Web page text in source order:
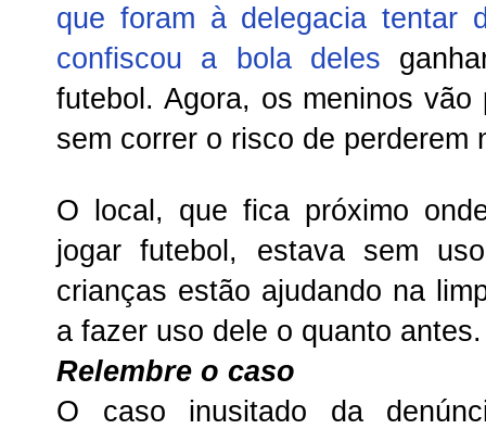
que foram à delegacia tentar
confiscou a bola deles
futebol. Agora, os meninos
sem correr o risco de perderem
O local, que fica próximo
jogar futebol, estava sem
crianças estão ajudando na
a fazer uso dele o quanto antes.
Relembre o caso
O caso inusitado da